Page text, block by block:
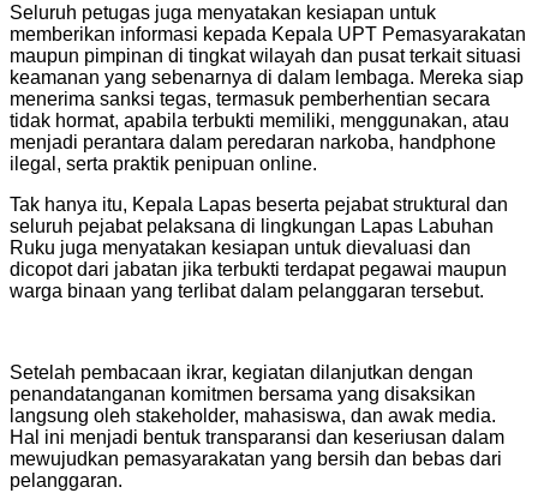
Seluruh petugas juga menyatakan kesiapan untuk
memberikan informasi kepada Kepala UPT Pemasyarakatan
maupun pimpinan di tingkat wilayah dan pusat terkait situasi
keamanan yang sebenarnya di dalam lembaga. Mereka siap
menerima sanksi tegas, termasuk pemberhentian secara
tidak hormat, apabila terbukti memiliki, menggunakan, atau
menjadi perantara dalam peredaran narkoba, handphone
ilegal, serta praktik penipuan online.
Tak hanya itu, Kepala Lapas beserta pejabat struktural dan
seluruh pejabat pelaksana di lingkungan Lapas Labuhan
Ruku juga menyatakan kesiapan untuk dievaluasi dan
dicopot dari jabatan jika terbukti terdapat pegawai maupun
warga binaan yang terlibat dalam pelanggaran tersebut.
Setelah pembacaan ikrar, kegiatan dilanjutkan dengan
penandatanganan komitmen bersama yang disaksikan
langsung oleh stakeholder, mahasiswa, dan awak media.
Hal ini menjadi bentuk transparansi dan keseriusan dalam
mewujudkan pemasyarakatan yang bersih dan bebas dari
pelanggaran.